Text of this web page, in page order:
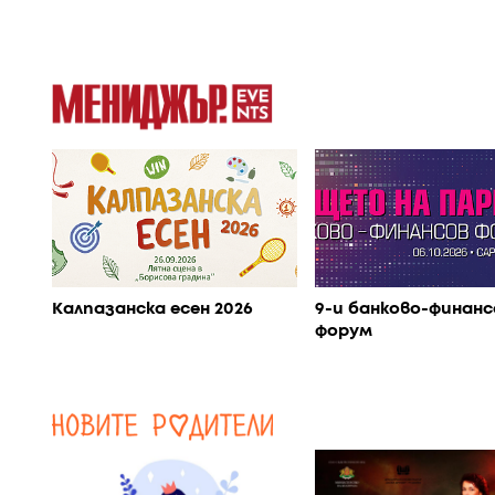
Калпазанска есен 2026
9-и банково-
форум